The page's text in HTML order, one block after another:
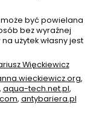
może być powielana
bez wyraźnej
użytek własny jest
Więckiewicz
,
, aqua-tech.net.pl,
, antybariera.pl